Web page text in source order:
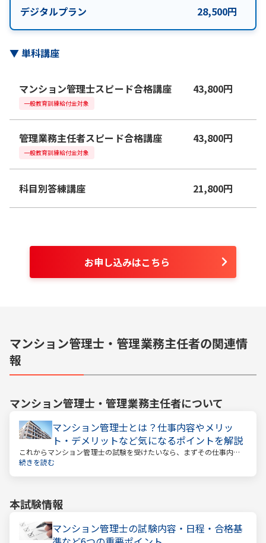
デジタルプラン 28,500円
▼単科講座
マンション管理士スピード合格講座 43,800円
一般教育訓練給付金対象
管理業務主任者スピード合格講座 43,800円
一般教育訓練給付金対象
科目別答練講座 21,800円
お申し込みはこちら
マンション管理士・管理業務主任者の関連情
報
マンション管理士・管理業務主任者について
マンション管理士とは？仕事内容やメリッ
ト・デメリットなど気になるポイントを解説
これからマンション管理士の試験を受けたいなら、まずその仕事内容
を確かめましょう。この仕事では、マンション管理組合の総合的なサ
続きを読む
本試験情報
マンション管理士の試験内容・日程・合格基